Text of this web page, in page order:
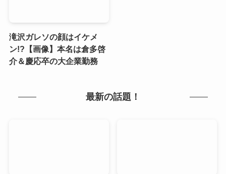
滝沢ガレソの顔はイケメ
ン!?【画像】本名は倉多啓
介＆慶応卒の大企業勤務
最新の話題！